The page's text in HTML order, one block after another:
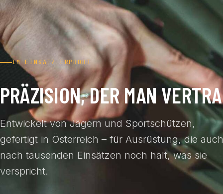
IM EINSATZ ERPROBT
PRÄZISION, DER MAN
Entwickelt von Jägern und Sportschützen,
gefertigt in Österreich – für Ausrüstung, die auch
nach tausenden Einsätzen noch hält, was sie
verspricht.